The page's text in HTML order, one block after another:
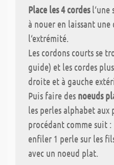
Place les 4 cordesl‘une
à nouer en laissant une
l‘extrémité.
Les cordons courts se
guide) et les cordes
droite et à gauche
Puis faire des noeuds
les perles alphabet aux
procédant comme suit :
enfiler 1 perle sur les
avec un noeud plat.